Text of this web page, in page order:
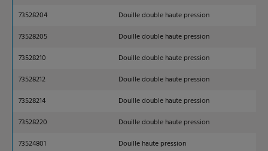
73528204
Douille double haute pression
73528205
Douille double haute pression
73528210
Douille double haute pression
73528212
Douille double haute pression
73528214
Douille double haute pression
73528220
Douille double haute pression
73524801
Douille haute pression